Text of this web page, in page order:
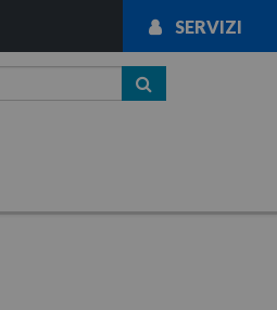
SERVIZI